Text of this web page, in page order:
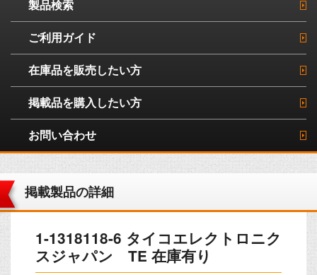
製品検索
ご利用ガイド
在庫品を販売したい方
掲載品を購入したい方
お問い合わせ
掲載製品の詳細
1-1318118-6 タイコエレクトロニク
スジャパン TE 在庫有り